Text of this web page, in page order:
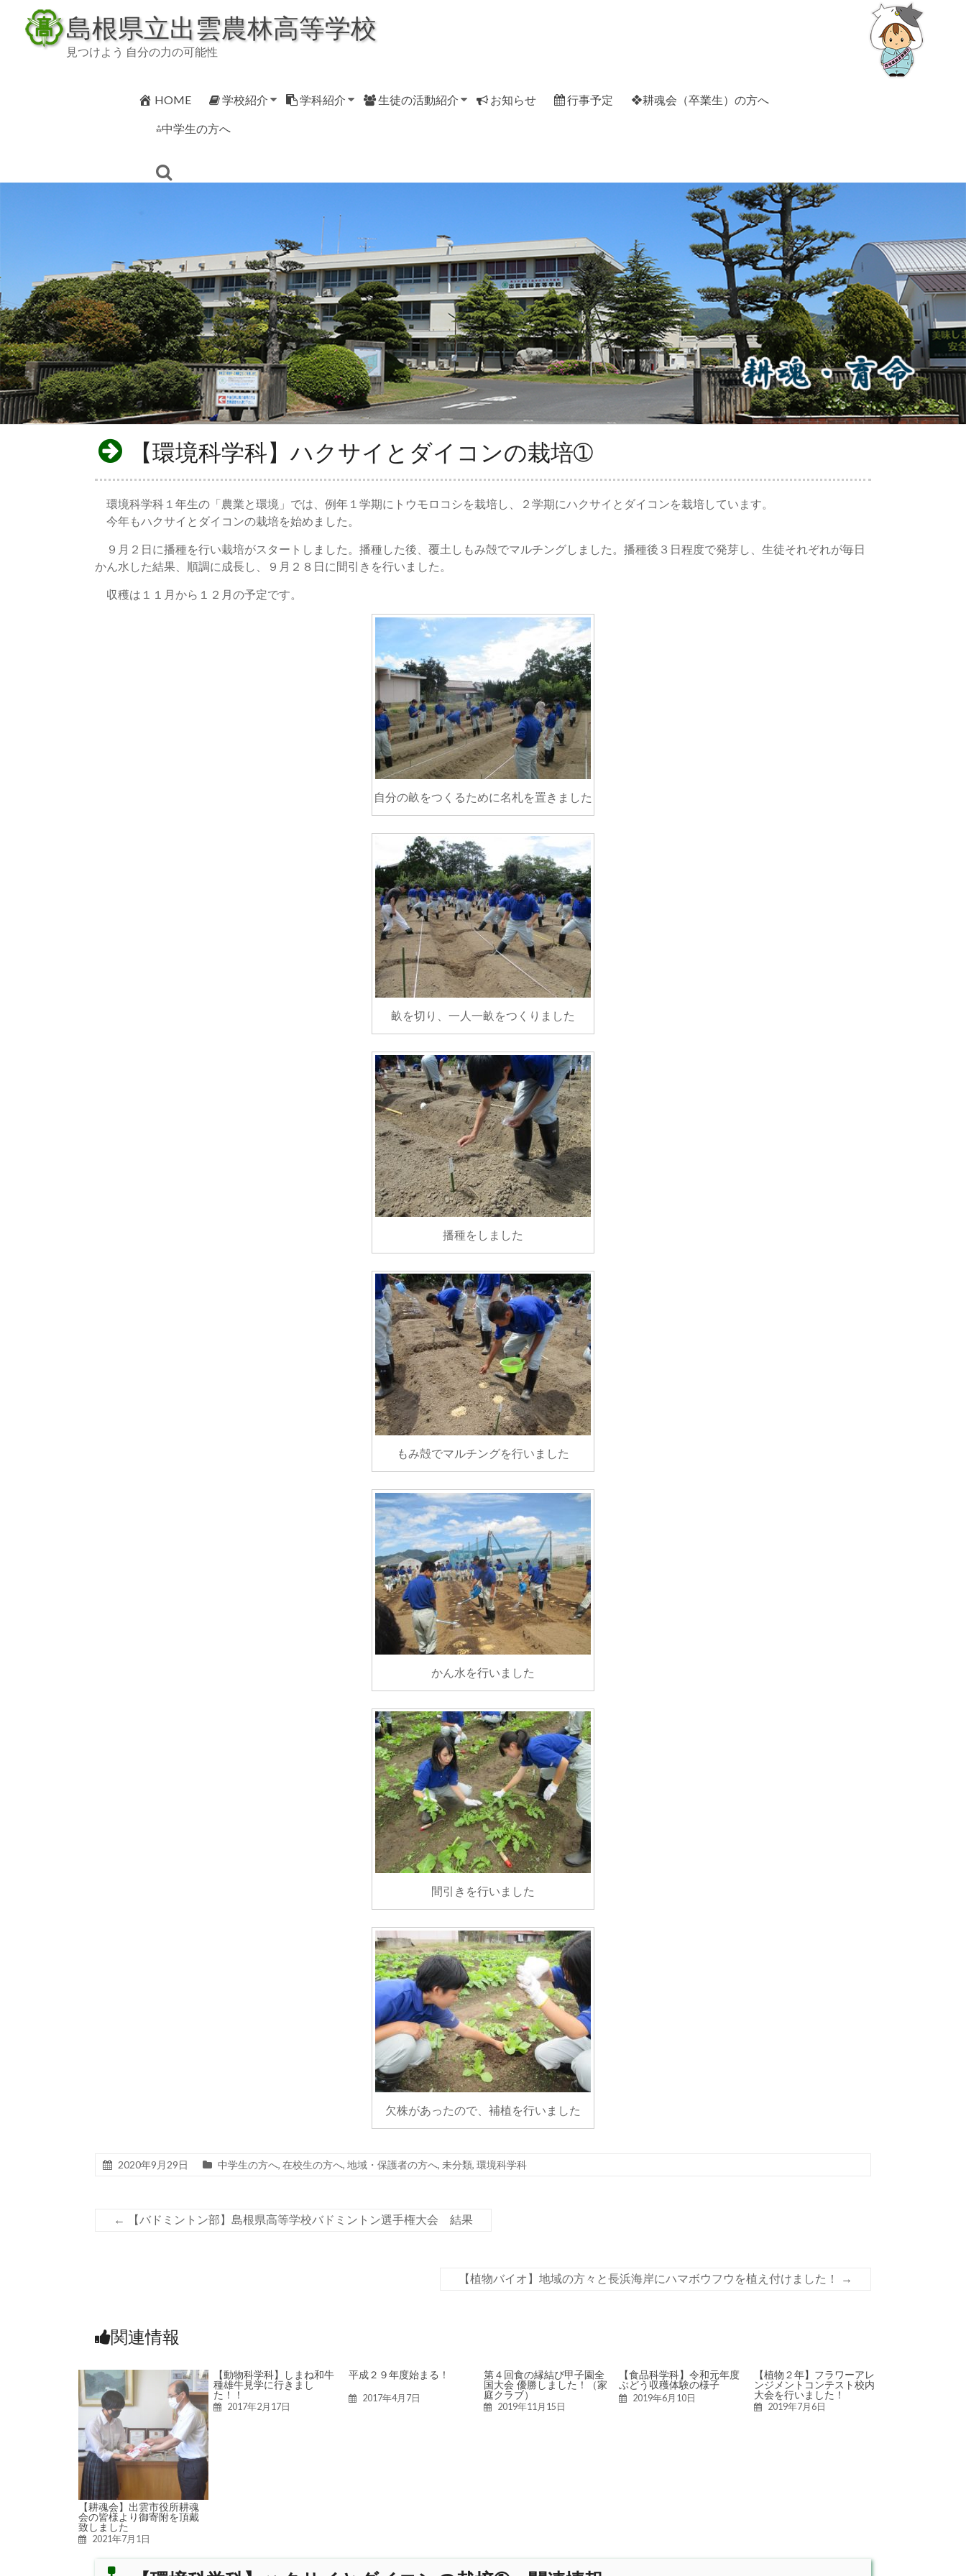
content
島根県立出雲農林高等学校
見つけよう 自分の力の可能性
HOME 学校紹介 学科紹介 生徒の活動紹介 お知らせ 行事予定 ❖耕魂会（卒業生）の方へ
⁂中学生の方へ
【環境科学科】ハクサイとダイコンの栽培➀
環境科学科１年生の「農業と環境」では、例年１学期にトウモロコシを栽培し、２学期にハクサイとダイコンを栽培しています。
今年もハクサイとダイコンの栽培を始めました。
９月２日に播種を行い栽培がスタートしました。播種した後、覆土しもみ殻でマルチングしました。播種後３日程度で発芽し、生徒それぞれが毎日
かん水した結果、順調に成長し、９月２８日に間引きを行いました。
収穫は１１月から１２月の予定です。
自分の畝をつくるために名札を置きました
畝を切り、一人一畝をつくりました
播種をしました
もみ殻でマルチングを行いました
かん水を行いました
間引きを行いました
欠株があったので、補植を行いました
2020年9月29日 中学生の方へ, 在校生の方へ, 地域・保護者の方へ, 未分類, 環境科学科
← 【バドミントン部】島根県高等学校バドミントン選手権大会 結果
【植物バイオ】地域の方々と長浜海岸にハマボウフウを植え付けました！ →
関連情報
【耕魂会】出雲市役所耕魂
会の皆様より御寄附を頂戴
致しました
2021年7月1日
【動物科学科】しまね和牛
種雄牛見学に行きまし
た！！
2017年2月17日
平成２９年度始まる！
2017年4月7日
第４回食の縁結び甲子園全
国大会 優勝しました！（家
庭クラブ）
2019年11月15日
【食品科学科】令和元年度
ぶどう収穫体験の様子
2019年6月10日
【植物２年】フラワーアレ
ンジメントコンテスト校内
大会を行いました！
2019年7月6日